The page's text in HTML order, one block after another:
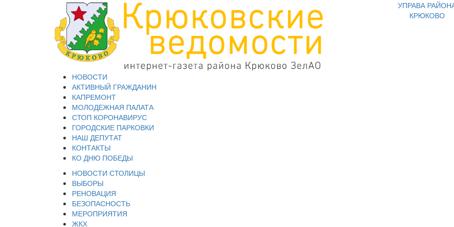
УПРАВА
КРЮКОВО
НОВОСТИ
АКТИВНЫЙ ГРАЖДАНИН
КАПРЕМОНТ
МОЛОДЕЖНАЯ ПАЛАТА
СТОП КОРОНАВИРУС
ГОРОДСКИЕ ПАРКОВКИ
НАШ ДЕПУТАТ
КОНТАКТЫ
КО ДНЮ ПОБЕДЫ
НОВОСТИ СТОЛИЦЫ
ВЫБОРЫ
РЕНОВАЦИЯ
БЕЗОПАСНОСТЬ
МЕРОПРИЯТИЯ
ЖКХ